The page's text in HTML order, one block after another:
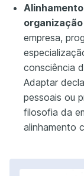
organização
empresa,
consciência
Adaptar
pessoais ou
filosofia da
alinhamento